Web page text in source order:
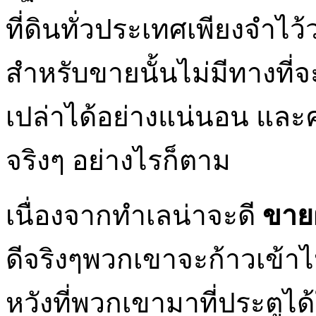
ที่ดินทั่วประเทศเพียงจำไ
สำหรับขายนั้นไม่มีทางที่
เปล่าได้อย่างแน่นอน แล
จริงๆ อย่างไรก็ตาม
เนื่องจากทำเลน่าจะดี ขา
ดีจริงๆพวกเขาจะก้าวเข้
หวังที่พวกเขามาที่ประตูไ